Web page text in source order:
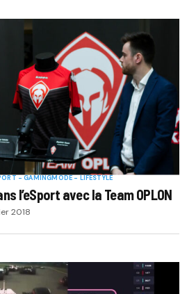
- GAMINGMODE - LIFESTYLE
l’eSport avec la Team OPLON
2018